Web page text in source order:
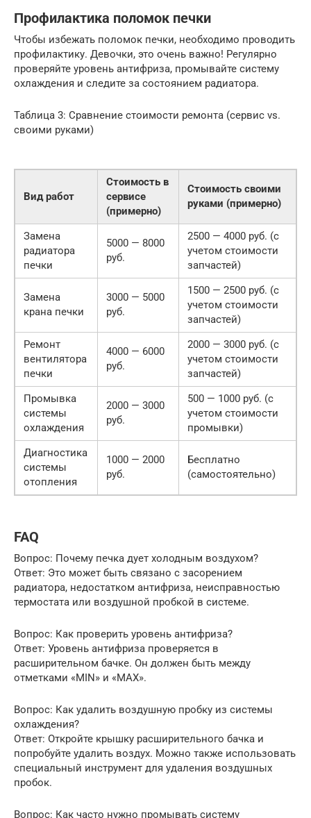
Профилактика поломок печки
Чтобы избежать поломок печки, необходимо проводить
профилактику. Девочки, это очень важно! Регулярно
проверяйте уровень антифриза, промывайте систему
охлаждения и следите за состоянием радиатора.
Таблица 3: Сравнение стоимости ремонта (сервис vs.
своими руками)
Вид работ
Стоимость в
сервисе
(примерно)
Стоимость своими
руками (примерно)
Замена
радиатора
печки
5000 — 8000
руб.
2500 — 4000 руб. (с
учетом стоимости
запчастей)
Замена
крана печки
3000 — 5000
руб.
1500 — 2500 руб. (с
учетом стоимости
запчастей)
Ремонт
вентилятора
печки
4000 — 6000
руб.
2000 — 3000 руб. (с
учетом стоимости
запчастей)
Промывка
системы
охлаждения
2000 — 3000
руб.
500 — 1000 руб. (с
учетом стоимости
промывки)
Диагностика
системы
отопления
1000 — 2000
руб.
Бесплатно
(самостоятельно)
FAQ
Вопрос: Почему печка дует холодным воздухом?
Ответ: Это может быть связано с засорением
радиатора, недостатком антифриза, неисправностью
термостата или воздушной пробкой в системе.
Вопрос: Как проверить уровень антифриза?
Ответ: Уровень антифриза проверяется в
расширительном бачке. Он должен быть между
отметками «MIN» и «MAX».
Вопрос: Как удалить воздушную пробку из системы
охлаждения?
Ответ: Откройте крышку расширительного бачка и
попробуйте удалить воздух. Можно также использовать
специальный инструмент для удаления воздушных
пробок.
Вопрос: Как часто нужно промывать систему